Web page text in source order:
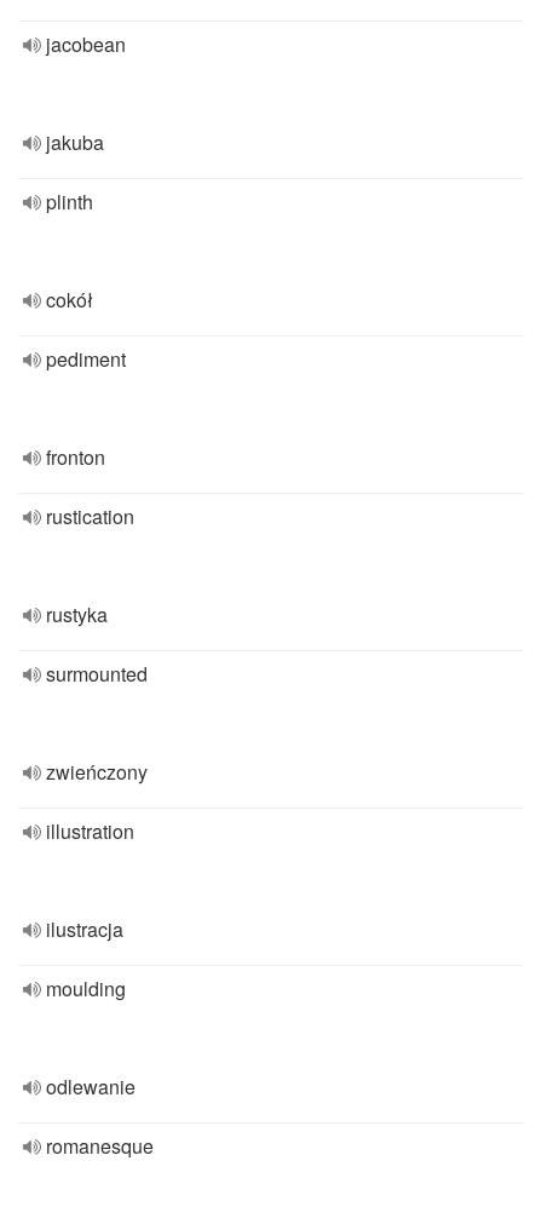
jacobean
jakuba
plinth
cokół
pediment
fronton
rustication
rustyka
surmounted
zwieńczony
illustration
ilustracja
moulding
odlewanie
romanesque